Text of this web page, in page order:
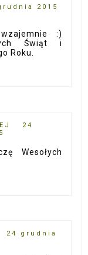
2015
:)
Świąt i
Roku.
24
Wesołych
24 grudnia